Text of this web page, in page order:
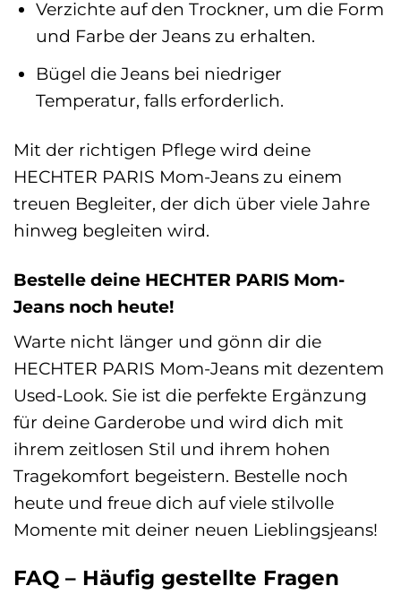
Verzichte auf den Trockner, um die Form
und Farbe der Jeans zu erhalten.
Bügel die Jeans bei niedriger
Temperatur, falls erforderlich.
Mit der richtigen Pflege wird deine
HECHTER PARIS Mom-Jeans zu einem
treuen Begleiter, der dich über viele Jahre
hinweg begleiten wird.
Bestelle deine HECHTER PARIS Mom-
Jeans noch heute!
Warte nicht länger und gönn dir die
HECHTER PARIS Mom-Jeans mit dezentem
Used-Look. Sie ist die perfekte Ergänzung
für deine Garderobe und wird dich mit
ihrem zeitlosen Stil und ihrem hohen
Tragekomfort begeistern. Bestelle noch
heute und freue dich auf viele stilvolle
Momente mit deiner neuen Lieblingsjeans!
FAQ – Häufig gestellte Fragen